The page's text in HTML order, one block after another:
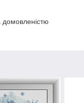
домовленістю